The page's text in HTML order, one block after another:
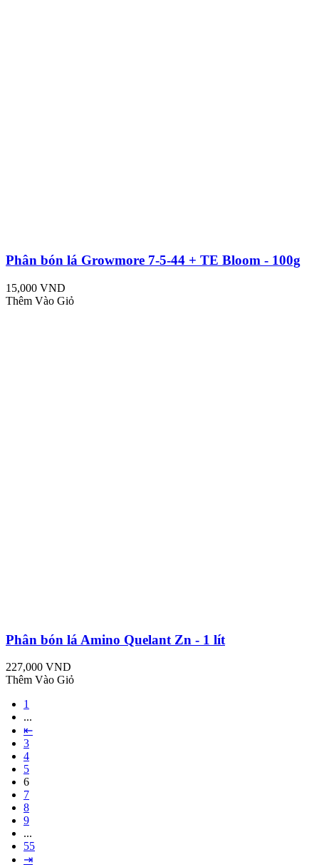
Phân bón lá Growmore 7-5-44 + TE Bloom - 100g
15,000 VND
Thêm Vào Giỏ
Phân bón lá Amino Quelant Zn - 1 lít
227,000 VND
Thêm Vào Giỏ
1
...
⇤
3
4
5
6
7
8
9
...
55
⇥